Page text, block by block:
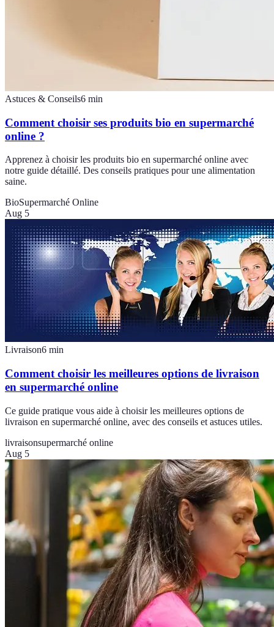
Astuces & Conseils6 min
Comment choisir ses produits bio en supermarché
online ?
Apprenez à choisir les produits bio en supermarché online avec
notre guide détaillé. Des conseils pratiques pour une alimentation
saine.
BioSupermarché Online
Aug 5
Livraison6 min
Comment choisir les meilleures options de livraison
en supermarché online
Ce guide pratique vous aide à choisir les meilleures options de
livraison en supermarché online, avec des conseils et astuces utiles.
livraisonsupermarché online
Aug 5